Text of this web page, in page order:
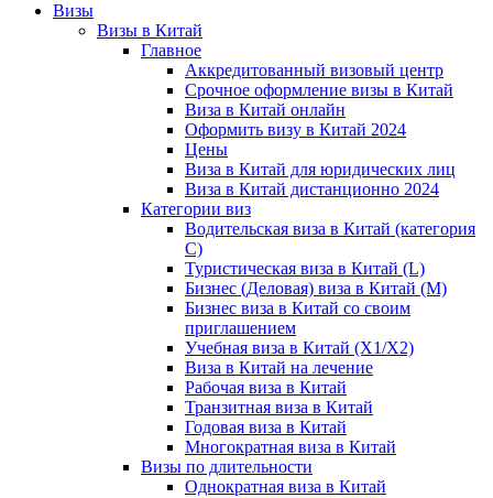
Визы
Визы в Китай
Главное
Аккредитованный визовый центр
Срочное оформление визы в Китай
Виза в Китай онлайн
Оформить визу в Китай 2024
Цены
Виза в Китай для юридических лиц
Виза в Китай дистанционно 2024
Категории виз
Водительская виза в Китай (категория
С)
Туристическая виза в Китай (L)
Бизнес (Деловая) виза в Китай (M)
Бизнес виза в Китай со своим
приглашением
Учебная виза в Китай (X1/X2)
Виза в Китай на лечение
Рабочая виза в Китай
Транзитная виза в Китай
Годовая виза в Китай
Многократная виза в Китай
Визы по длительности
Однократная виза в Китай